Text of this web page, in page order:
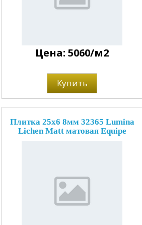
Цена: 5060/м2
Купить
Плитка 25x6 8мм 32365 Lumina
Lichen Matt матовая Equipe